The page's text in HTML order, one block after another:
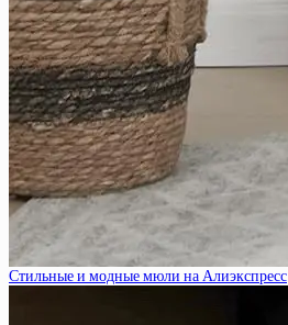
Стильные и модные мюли на Алиэкспресс